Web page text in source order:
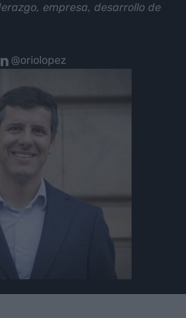
empresa, desarrollo de
@oriolopez